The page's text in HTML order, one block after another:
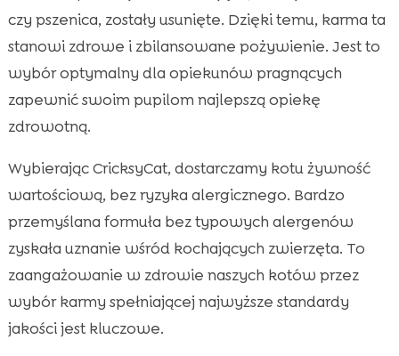
czy pszenica, zostały usunięte. Dzięki temu, karma ta
stanowi zdrowe i zbilansowane pożywienie. Jest to
wybór optymalny dla opiekunów pragnących
zapewnić swoim pupilom najlepszą opiekę
zdrowotną.
Wybierając CricksyCat, dostarczamy kotu żywność
wartościową, bez ryzyka alergicznego. Bardzo
przemyślana formuła bez typowych alergenów
zyskała uznanie wśród kochających zwierzęta. To
zaangażowanie w zdrowie naszych kotów przez
wybór karmy spełniającej najwyższe standardy
jakości jest kluczowe.